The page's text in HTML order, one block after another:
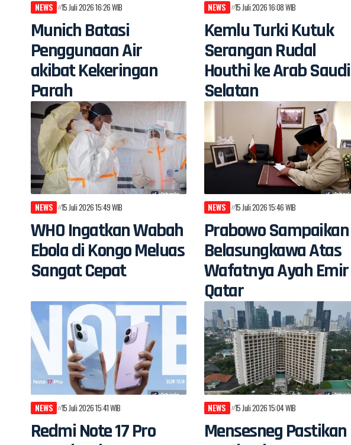
NEWS 15 Juli 2026 16:26 WIB
Munich Batasi
Penggunaan Air
akibat Kekeringan
Parah
NEWS 15 Juli 2026 16:08 WIB
Kemlu Turki Kutuk
Serangan Rudal
Houthi ke Arab Saudi
Selatan
NEWS 15 Juli 2026 15:49 WIB
WHO Ingatkan Wabah
Ebola di Kongo Meluas
Sangat Cepat
NEWS 15 Juli 2026 15:46 WIB
Prabowo Sampaikan
Belasungkawa Atas
Wafatnya Ayah Emir
Qatar
NEWS 15 Juli 2026 15:41 WIB
Redmi Note 17 Pro
NEWS 15 Juli 2026 15:04 WIB
Mensesneg Pastikan